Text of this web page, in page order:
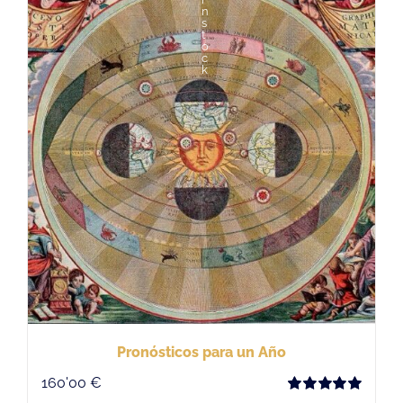
n
s
t
o
c
k
Pronósticos para un Año
160'00 €